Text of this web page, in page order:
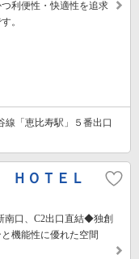
利便性・快適性を追求
。
「恵比寿駅」５番出口
ＨＯＴＥＬ
南口、C2出口直結◆独創
機能性に優れた空間